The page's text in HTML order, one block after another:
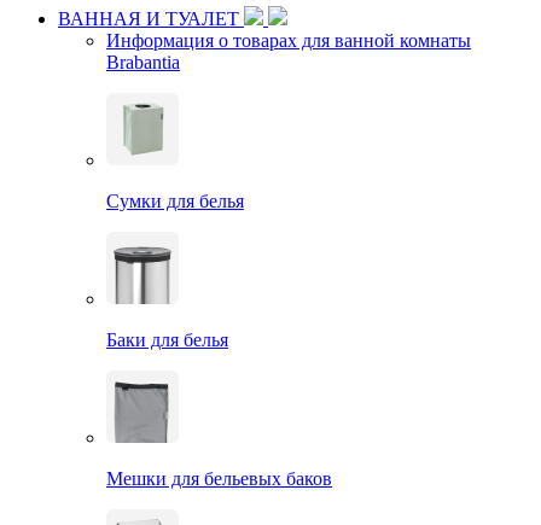
ВАННАЯ И ТУАЛЕТ
Информация о товарах для ванной комнаты
Brabantia
Сумки для белья
Баки для белья
Мешки для бельевых баков